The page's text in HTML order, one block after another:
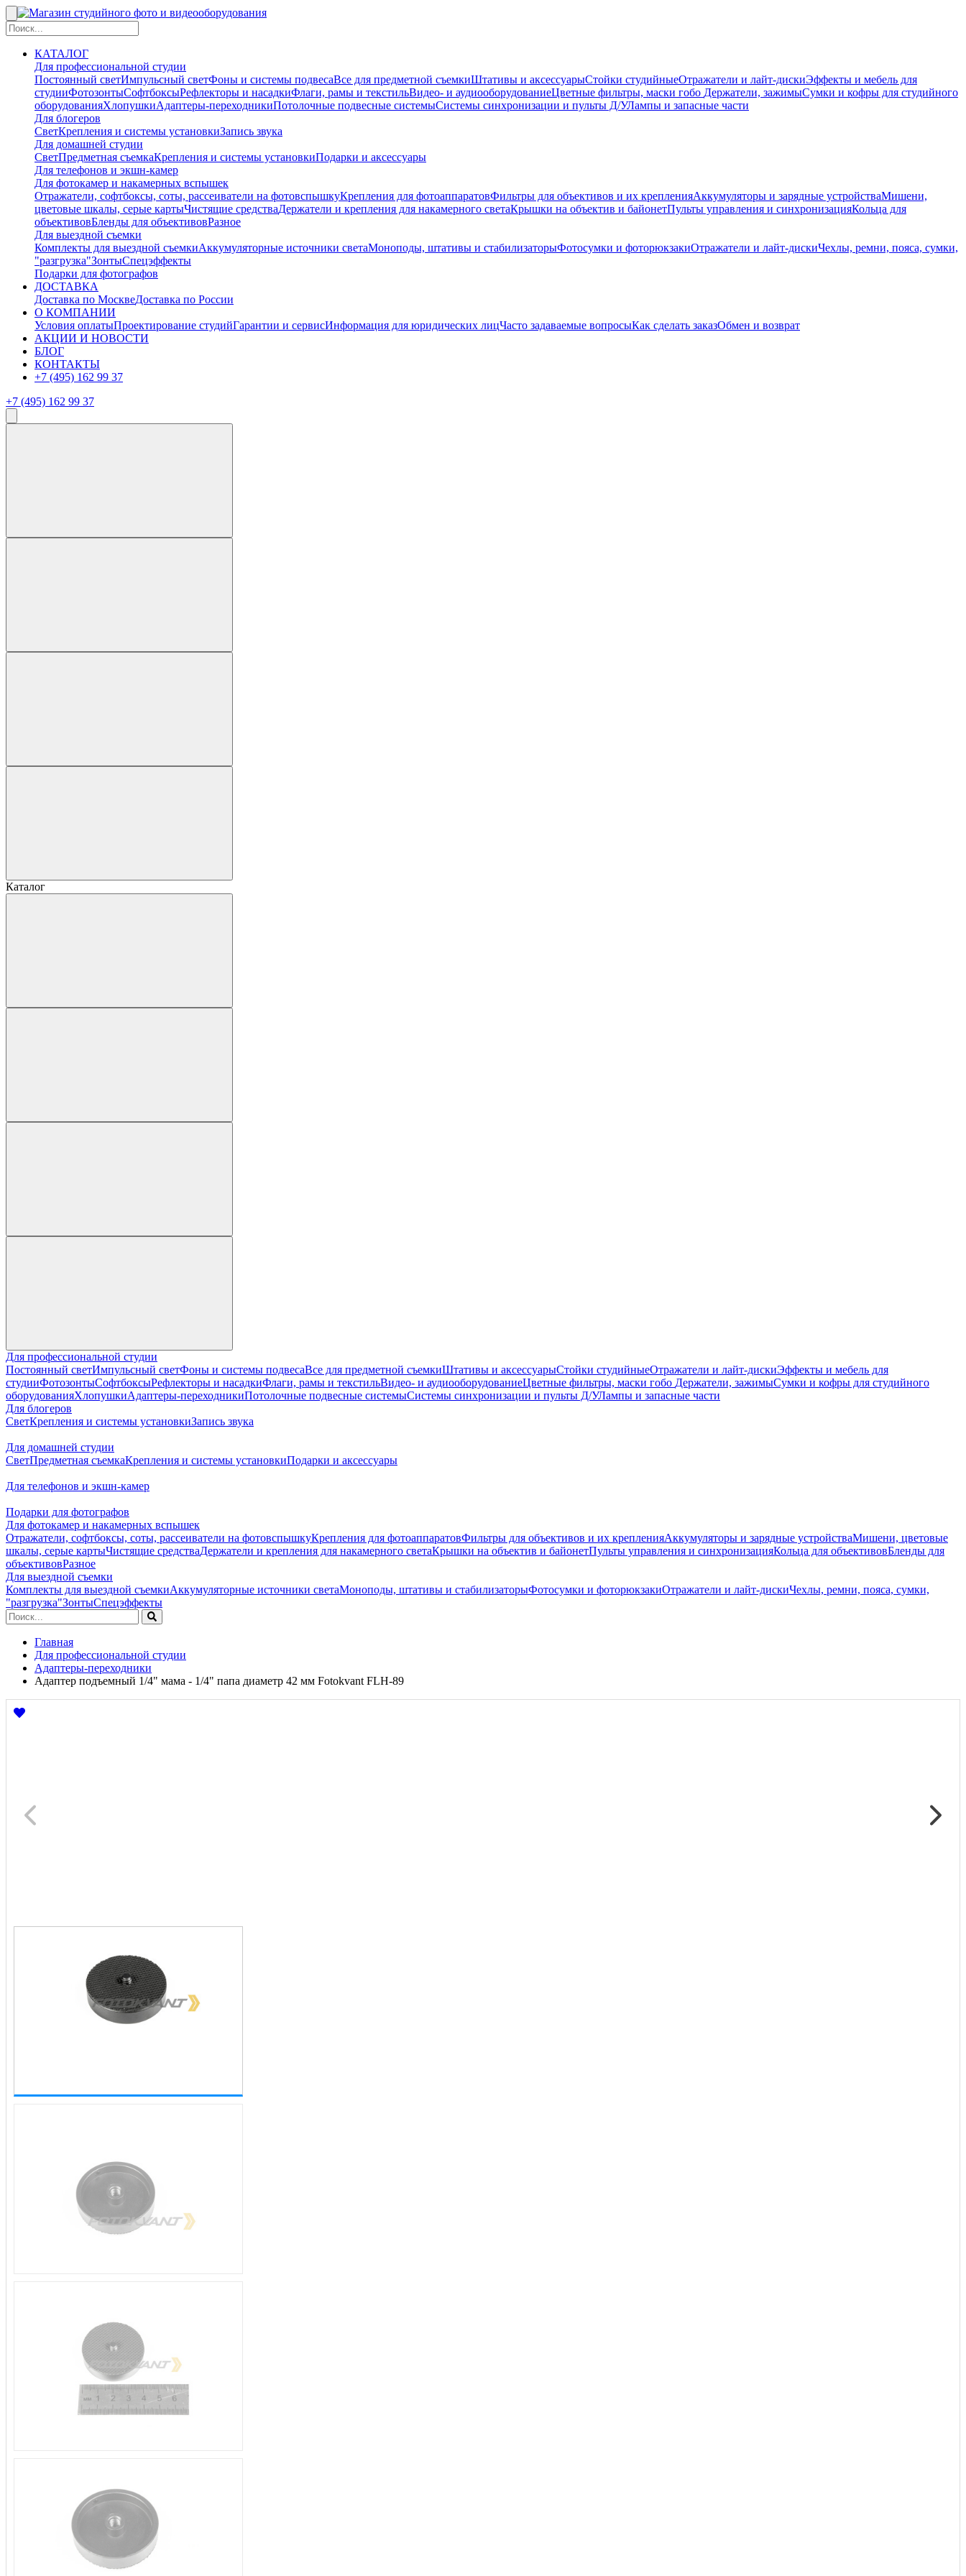
КАТАЛОГ
Для профессиональной студии
Постоянный светИмпульсный светФоны и системы подвесаВсе для предметной съемкиШтативы и аксессуарыСтойки студийныеОтражатели и лайт-дискиЭффекты и мебель для
студииФотозонтыСофтбоксыРефлекторы и насадкиФлаги, рамы и текстильВидео- и аудиооборудованиеЦветные фильтры, маски гобо Держатели, зажимыСумки и кофры для студийного
оборудованияХлопушкиАдаптеры-переходникиПотолочные подвесные системыСистемы синхронизации и пульты Д/УЛампы и запасные части
Для блогеров
СветКрепления и системы установкиЗапись звука
Для домашней студии
СветПредметная съемкаКрепления и системы установкиПодарки и аксессуары
Для телефонов и экшн-камер
Для фотокамер и накамерных вспышек
Отражатели, софтбоксы, соты, рассеиватели на фотовспышкуКрепления для фотоаппаратовФильтры для объективов и их крепленияАккумуляторы и зарядные устройстваМишени,
цветовые шкалы, серые картыЧистящие средстваДержатели и крепления для накамерного светаКрышки на объектив и байонетПульты управления и синхронизацияКольца для
объективовБленды для объективовРазное
Для выездной съемки
Комплекты для выездной съемкиАккумуляторные источники светаМоноподы, штативы и стабилизаторыФотосумки и фоторюкзакиОтражатели и лайт-дискиЧехлы, ремни, пояса, сумки,
"разгрузка"ЗонтыСпецэффекты
Подарки для фотографов
ДОСТАВКА
Доставка по МосквеДоставка по России
О КОМПАНИИ
Условия оплатыПроектирование студийГарантии и сервисИнформация для юридических лицЧасто задаваемые вопросыКак сделать заказОбмен и возврат
АКЦИИ И НОВОСТИ
БЛОГ
КОНТАКТЫ
+7 (495) 162 99 37
+7 (495) 162 99 37
Каталог
Для профессиональной студии
Постоянный светИмпульсный светФоны и системы подвесаВсе для предметной съемкиШтативы и аксессуарыСтойки студийныеОтражатели и лайт-дискиЭффекты и мебель для
студииФотозонтыСофтбоксыРефлекторы и насадкиФлаги, рамы и текстильВидео- и аудиооборудованиеЦветные фильтры, маски гобо Держатели, зажимыСумки и кофры для студийного
оборудованияХлопушкиАдаптеры-переходникиПотолочные подвесные системыСистемы синхронизации и пульты Д/УЛампы и запасные части
Для блогеров
СветКрепления и системы установкиЗапись звука
Для домашней студии
СветПредметная съемкаКрепления и системы установкиПодарки и аксессуары
Для телефонов и экшн-камер
Подарки для фотографов
Для фотокамер и накамерных вспышек
Отражатели, софтбоксы, соты, рассеиватели на фотовспышкуКрепления для фотоаппаратовФильтры для объективов и их крепленияАккумуляторы и зарядные устройстваМишени, цветовые
шкалы, серые картыЧистящие средстваДержатели и крепления для накамерного светаКрышки на объектив и байонетПульты управления и синхронизацияКольца для объективовБленды для
объективовРазное
Для выездной съемки
Комплекты для выездной съемкиАккумуляторные источники светаМоноподы, штативы и стабилизаторыФотосумки и фоторюкзакиОтражатели и лайт-дискиЧехлы, ремни, пояса, сумки,
"разгрузка"ЗонтыСпецэффекты
Главная
Для профессиональной студии
Адаптеры-переходники
Адаптер подъемный 1/4" мама - 1/4" папа диаметр 42 мм Fotokvant FLH-89